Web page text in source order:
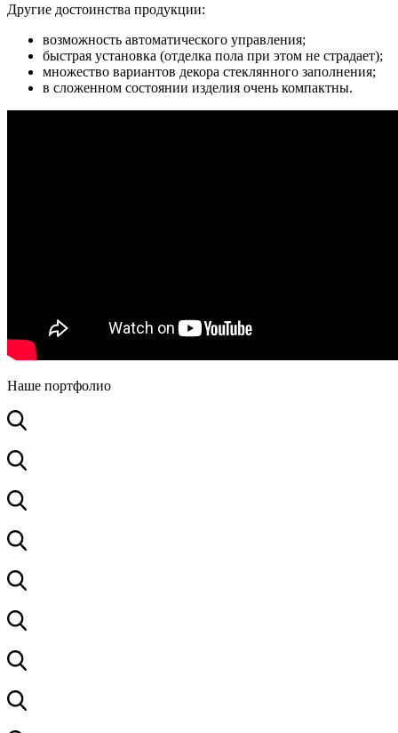
Другие достоинства продукции:
возможность автоматического управления;
быстрая установка (отделка пола при этом не страдает);
множество вариантов декора стеклянного заполнения;
в сложенном состоянии изделия очень компактны.
Наше портфолио